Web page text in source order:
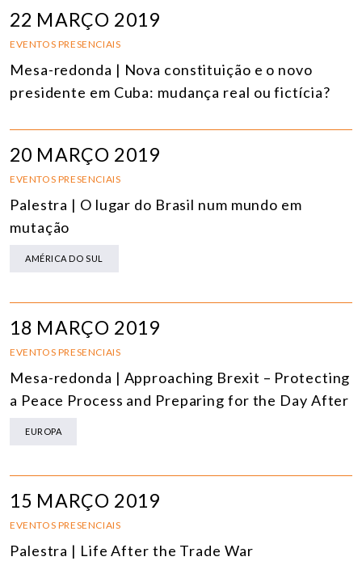
22 MARÇO 2019
EVENTOS PRESENCIAIS
Mesa-redonda | Nova constituição e o novo
presidente em Cuba: mudança real ou fictícia?
20 MARÇO 2019
EVENTOS PRESENCIAIS
Palestra | O lugar do Brasil num mundo em
mutação
AMÉRICA DO SUL
18 MARÇO 2019
EVENTOS PRESENCIAIS
Mesa-redonda | Approaching Brexit – Protecting
a Peace Process and Preparing for the Day After
EUROPA
15 MARÇO 2019
EVENTOS PRESENCIAIS
Palestra | Life After the Trade War